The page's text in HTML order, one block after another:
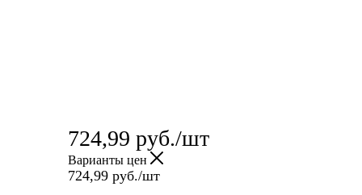
724,99 руб./шт
Варианты цен
724,99 руб./шт